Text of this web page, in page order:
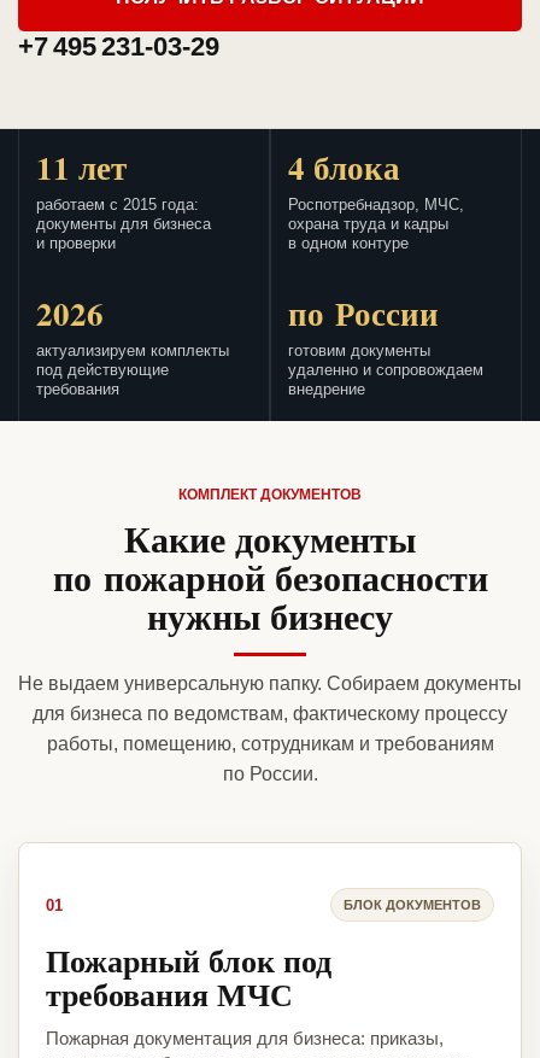
+7 495 231-03-29
11 лет
работаем с 2015 года:
документы для бизнеса
и проверки
4 блока
Роспотребнадзор, МЧС,
охрана труда и кадры
в одном контуре
2026
актуализируем комплекты
под действующие
требования
по России
готовим документы
удаленно и сопровождаем
внедрение
КОМПЛЕКТ ДОКУМЕНТОВ
Какие документы
по пожарной безопасности
нужны бизнесу
Не выдаем универсальную папку. Собираем документы
для бизнеса по ведомствам, фактическому процессу
работы, помещению, сотрудникам и требованиям
по России.
01 БЛОК ДОКУМЕНТОВ
Пожарный блок под
требования МЧС
Пожарная документация для бизнеса: приказы,